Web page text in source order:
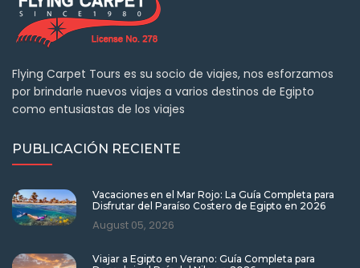
Flying Carpet Tours es su socio de viajes, nos esforzamos
por brindarle nuevos viajes a varios destinos de Egipto
como entusiastas de los viajes
PUBLICACIÓN RECIENTE
Vacaciones en el Mar Rojo: La Guía Completa para
Disfrutar del Paraíso Costero de Egipto en 2026
August 05, 2026
Viajar a Egipto en Verano: Guía Completa para